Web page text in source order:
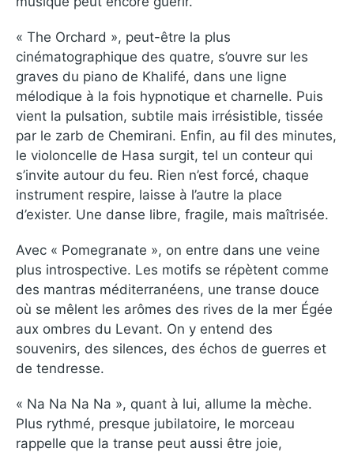
« The Orchard », peut-être la plus
cinématographique des quatre, s’ouvre sur les
graves du piano de Khalifé, dans une ligne
mélodique à la fois hypnotique et charnelle. Puis
vient la pulsation, subtile mais irrésistible, tissée
par le zarb de Chemirani. Enfin, au fil des minutes,
le violoncelle de Hasa surgit, tel un conteur qui
s’invite autour du feu. Rien n’est forcé, chaque
instrument respire, laisse à l’autre la place
d’exister. Une danse libre, fragile, mais maîtrisée.
Avec « Pomegranate », on entre dans une veine
plus introspective. Les motifs se répètent comme
des mantras méditerranéens, une transe douce
où se mêlent les arômes des rives de la mer Égée
aux ombres du Levant. On y entend des
souvenirs, des silences, des échos de guerres et
de tendresse.
« Na Na Na Na », quant à lui, allume la mèche.
Plus rythmé, presque jubilatoire, le morceau
rappelle que la transe peut aussi être joie,